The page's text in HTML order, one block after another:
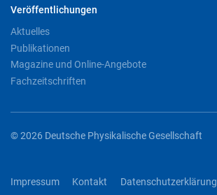
Veröffentlichungen
Aktuelles
Publikationen
Magazine und Online-Angebote
Fachzeitschriften
© 2026 Deutsche Physikalische Gesellschaft
Impressum Kontakt Datenschutzerklärung